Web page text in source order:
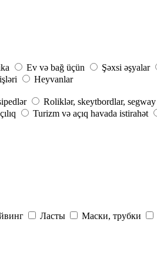
Ev və bağ üçün Şəxsi əşyalar
Heyvanlar
Roliklər, skeytbordlar, segway
Turizm və açıq havada istirahət
Ласты Маски, трубки